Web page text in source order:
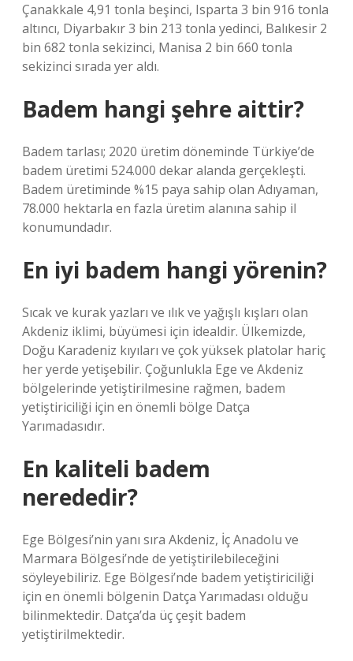
Çanakkale 4,91 tonla beşinci, Isparta 3 bin 916 tonla
altıncı, Diyarbakır 3 bin 213 tonla yedinci, Balıkesir 2
bin 682 tonla sekizinci, Manisa 2 bin 660 tonla
sekizinci sırada yer aldı.
Badem hangi şehre aittir?
Badem tarlası; 2020 üretim döneminde Türkiye’de
badem üretimi 524.000 dekar alanda gerçekleşti.
Badem üretiminde %15 paya sahip olan Adıyaman,
78.000 hektarla en fazla üretim alanına sahip il
konumundadır.
En iyi badem hangi yörenin?
Sıcak ve kurak yazları ve ılık ve yağışlı kışları olan
Akdeniz iklimi, büyümesi için idealdir. Ülkemizde,
Doğu Karadeniz kıyıları ve çok yüksek platolar hariç
her yerde yetişebilir. Çoğunlukla Ege ve Akdeniz
bölgelerinde yetiştirilmesine rağmen, badem
yetiştiriciliği için en önemli bölge Datça
Yarımadasıdır.
En kaliteli badem
nerededir?
Ege Bölgesi’nin yanı sıra Akdeniz, İç Anadolu ve
Marmara Bölgesi’nde de yetiştirilebileceğini
söyleyebiliriz. Ege Bölgesi’nde badem yetiştiriciliği
için en önemli bölgenin Datça Yarımadası olduğu
bilinmektedir. Datça’da üç çeşit badem
yetiştirilmektedir.